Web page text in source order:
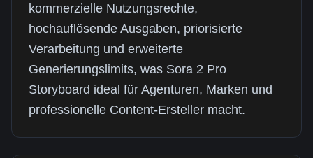
kommerzielle Nutzungsrechte,
hochauflösende Ausgaben, priorisierte
Verarbeitung und erweiterte
Generierungslimits, was Sora 2 Pro
Storyboard ideal für Agenturen, Marken und
professionelle Content-Ersteller macht.